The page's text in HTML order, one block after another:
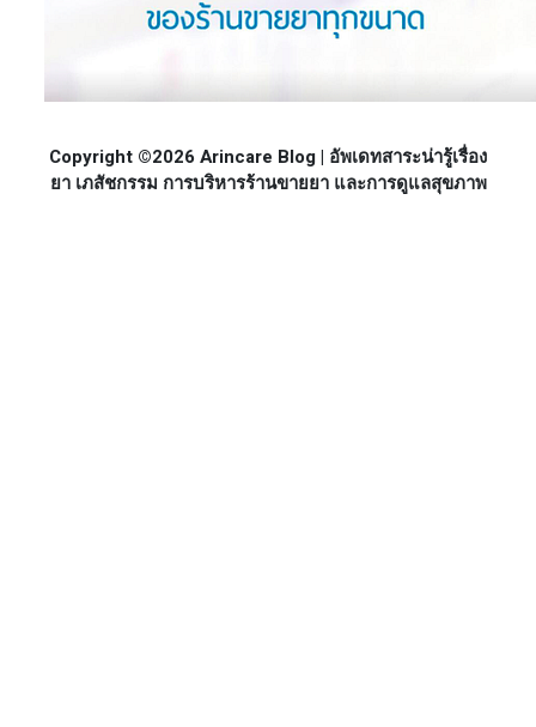
Copyright ©2026 Arincare Blog | อัพเดทสาระน่ารู้เรื่อง
ยา เภสัชกรรม การบริหารร้านขายยา และการดูแลสุขภาพ